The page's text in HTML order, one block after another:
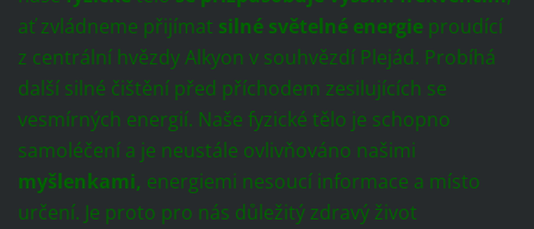
ať zvládneme přijímat silné světelné energieproudící
z centrální hvězdy Alkyon v souhvězdí Plejád. Probíhá
další silné čištění před příchodem zesilujících se
vesmírných energií. Naše fyzické tělo je schopno
samoléčení a je neustále ovlivňováno našimi
myšlenkami, energiemi nesoucí informace a místo
určení. Je proto pro nás důležitý zdravý život